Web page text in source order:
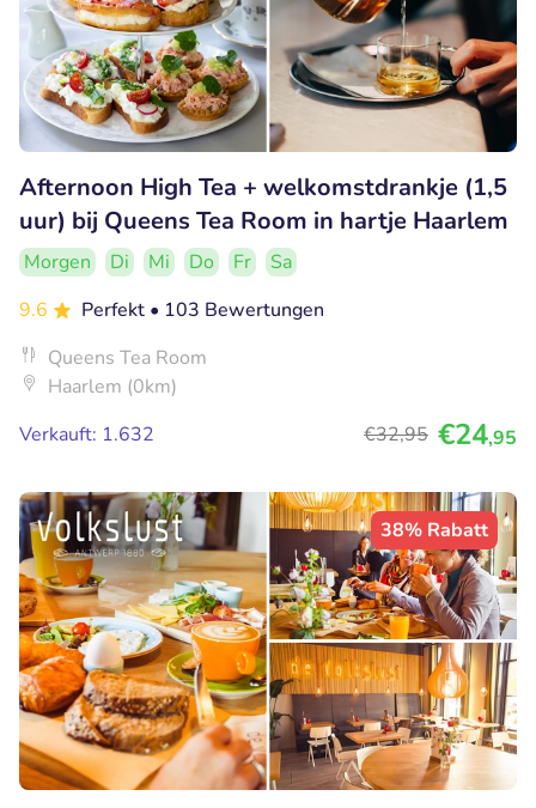
Afternoon High Tea + welkomstdrankje (1,5
uur) bij Queens Tea Room in hartje Haarlem
Morgen Di Mi Do Fr
Sa
9.6
Perfekt • 103 Bewertungen
Queens Tea Room
Haarlem (0km)
Verkauft: 1.632
€32,95 €24,95
38% Rabatt